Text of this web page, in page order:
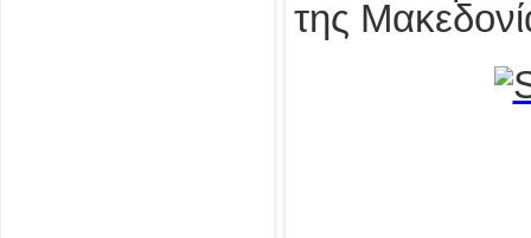
της